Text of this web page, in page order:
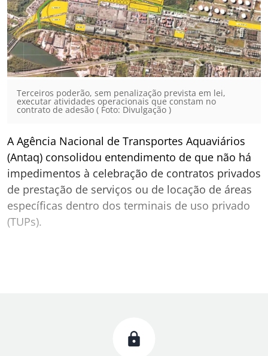
Terceiros poderão, sem penalização prevista em lei,
executar atividades operacionais que constam no
contrato de adesão ( Foto: Divulgação )
A Agência Nacional de Transportes Aquaviários
(Antaq) consolidou entendimento de que não há
impedimentos à celebração de contratos privados
de prestação de serviços ou de locação de áreas
específicas dentro dos terminais de uso privado
(TUPs).